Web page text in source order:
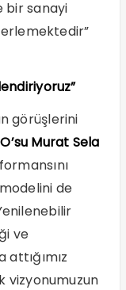
bir sanayi
görüşlerini
Murat Sela
de
ve
vizyonumuzun